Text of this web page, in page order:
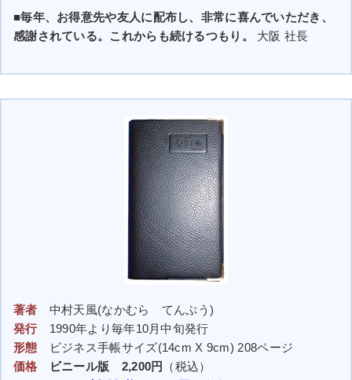
■毎年、お得意先や友人に配布し、非常に喜んでいただき、
感謝されている。これからも続けるつもり。
大阪 社長
著者 中村天風(なかむら てんぷう)
発行1990年より毎年10月中旬発行
形態 ビジネス手帳サイズ(14cm X 9cm) 208ページ
価格
ビニール版 2,200円
（税込）